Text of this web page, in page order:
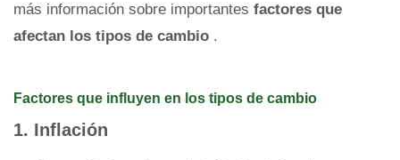
más información sobre importantes factores que
afectan los tipos de cambio .
Factores que influyen en los tipos de cambio
1. Inflación